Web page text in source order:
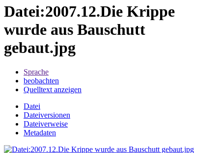
Datei:2007.12.Die Krippe
wurde aus Bauschutt
gebaut.jpg
Sprache
beobachten
Quelltext anzeigen
Datei
Dateiversionen
Dateiverweise
Metadaten